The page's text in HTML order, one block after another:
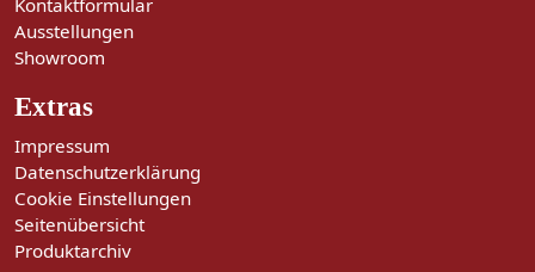
Kontaktformular
Ausstellungen
Showroom
Extras
Impressum
Datenschutzerklärung
Cookie Einstellungen
Seitenübersicht
Produktarchiv